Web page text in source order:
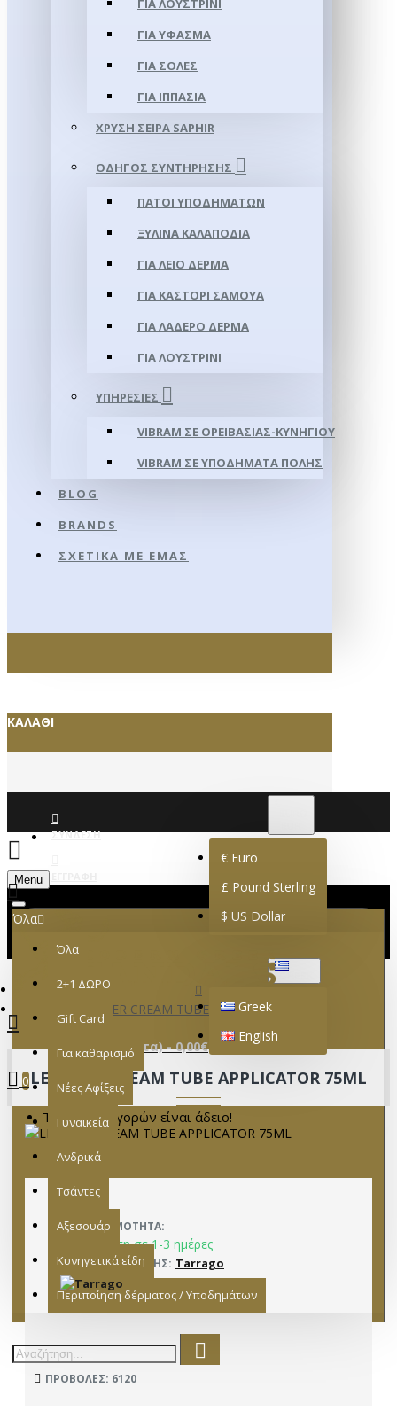
ΓΙΑ ΛΟΥΣΤΡΊΝΙ
ΓΙΑ ΥΦΑΣΜΑ
ΓΙΑ ΣΌΛΕΣ
ΓΙΑ ΙΠΠΑΣΊΑ
ΧΡΥΣΉ ΣΕΙΡΆ SAPHIR
ΟΔΗΓΌΣ ΣΥΝΤΉΡΗΣΗΣ
ΠΆΤΟΙ ΥΠΟΔΗΜΆΤΩΝ
ΞΎΛΙΝΑ ΚΑΛΑΠΌΔΙΑ
ΓΙΑ ΛΕΊΟ ΔΈΡΜΑ
ΓΙΑ ΚΑΣΤΌΡΙ ΣΑΜΟΎΑ
ΓΙΑ ΛΑΔΕΡΌ ΔΈΡΜΑ
ΓΙΑ ΛΟΥΣΤΡΊΝΙ
ΥΠΗΡΕΣΊΕΣ
VIBRAM ΣΕ ΟΡΕΙΒΑΣΊΑΣ-ΚΥΝΗΓΊΟΥ
VIBRAM ΣΕ ΥΠΟΔΉΜΑΤΑ ΠΌΛΗΣ
BLOG
BRANDS
ΣΧΕΤΙΚΆ ΜΕ ΕΜΆΣ
ΚΑΛΆΘΙ
ΣΎΝΔΕΣΗ
€ Euro
£ Pound Sterling
$ US Dollar
Greek
English
Menu
0 προϊόν(τα) - 0,00€
0
Το καλάθι αγορών είναι άδειο!
Όλα
Όλα
2+1 ΔΩΡΟ
Gift Card
Για καθαρισμό
Νέες Αφίξεις
Γυναικεία
Ανδρικά
Τσάντες
Αξεσουάρ
Κυνηγετικά είδη
Περιποίηση δέρματος / Υποδημάτων
LEATHER CREAM TUBE APPLICATOR 75ML
LEATHER CREAM TUBE APPLICATOR 75ML
ΔΙΑΘΕΣΙΜΌΤΗΤΑ:
Παράδοση σε 1-3 ημέρες
ΚΑΤΑΣΚΕΥΑΣΤΉΣ: Tarrago
ΜΟΝΤΈΛΟ: 15221038
ΠΡΟΒΟΛΈΣ: 6120